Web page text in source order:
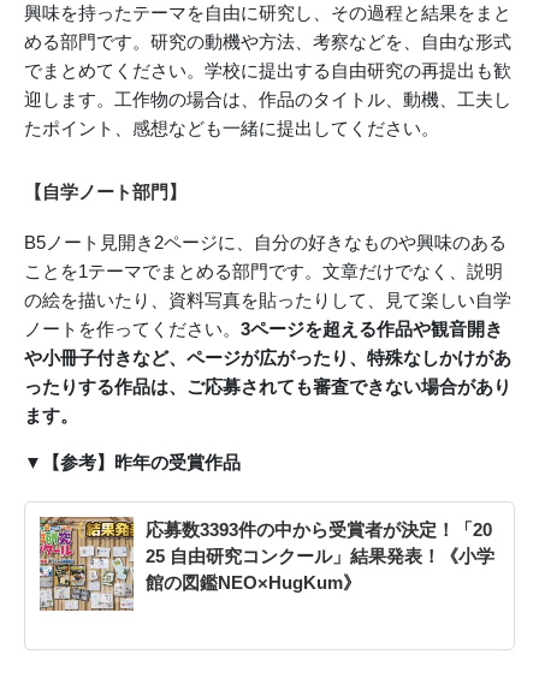
興味を持ったテーマを自由に研究し、その過程と結果をまと
める部門です。研究の動機や方法、考察などを、自由な形式
でまとめてください。学校に提出する自由研究の再提出も歓
迎します。工作物の場合は、作品のタイトル、動機、工夫し
たポイント、感想なども一緒に提出してください。
【自学ノート部門】
B5ノート見開き2ページに、自分の好きなものや興味のある
ことを1テーマでまとめる部門です。文章だけでなく、説明
の絵を描いたり、資料写真を貼ったりして、見て楽しい自学
ノートを作ってください。 3ページを超える作品や観音開き
や小冊子付きなど、ページが広がったり、特殊なしかけがあ
ったりする作品は、ご応募されても審査できない場合があり
ます。
▼【参考】昨年の受賞作品
応募数3393件の中から受賞者が決定！「20
25 自由研究コンクール」結果発表！《小学
館の図鑑NEO×HugKum》